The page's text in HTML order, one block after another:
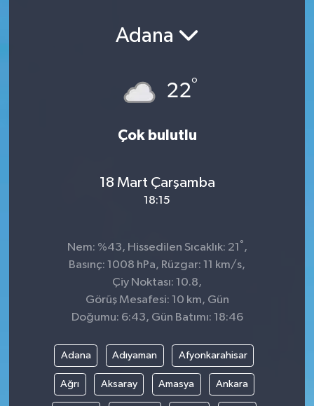
Adana
22°
Çok bulutlu
18 Mart Çarşamba
18:15
Nem: %43, Hissedilen Sıcaklık: 21 ° ,
Basınç: 1008 hPa, Rüzgar: 11 km/s,
Çiy Noktası: 10.8,
Görüş Mesafesi: 10 km, Gün
Doğumu: 6:43, Gün Batımı: 18:46
Adana Adıyaman Afyonkarahisar
Ağrı Aksaray Amasya Ankara